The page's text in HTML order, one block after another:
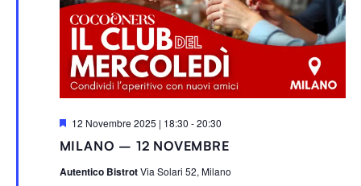
MILANO – 12 NOVEMBRE
S
g
a
12 Novembre 2025 | 18:30 -20:30
Autentico BistrotVia Solari 52, Milano